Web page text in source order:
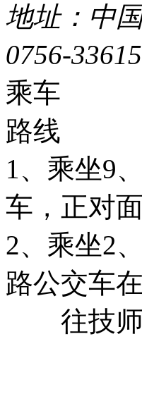
地址：中
0756-
乘车
路线
1、乘坐9
车，正对面
2、乘坐2
路公交车
往技师